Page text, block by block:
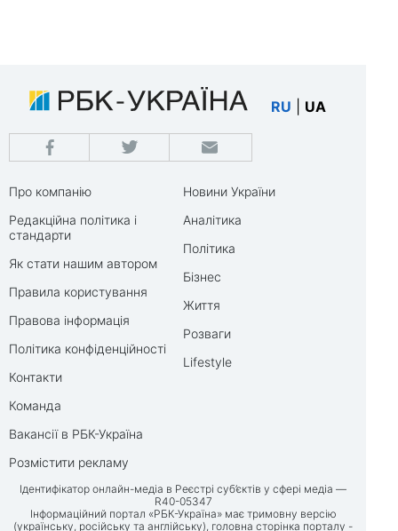
RU UA
Про компанію
Редакційна політика і
стандарти
Як стати нашим автором
Правила користування
Правова інформація
Політика конфіденційності
Контакти
Команда
Вакансії в РБК-Україна
Розмістити рекламу
Новини України
Аналітика
Політика
Бізнес
Життя
Розваги
Lifestyle
Ідентифікатор онлайн-медіа в Реєстрі суб’єктів у сфері медіа —
R40-05347
Інформаційний портал «РБК-Україна» має тримовну версію
(українську, російську та англійську), головна сторінка порталу -